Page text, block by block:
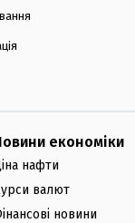
економіки
нафти
валют
новини